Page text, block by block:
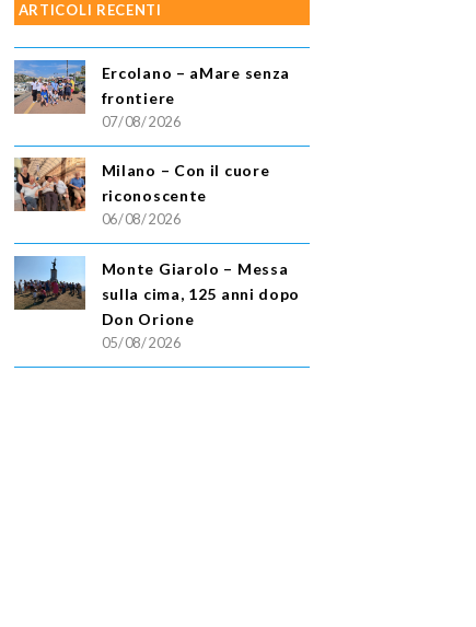
ARTICOLI RECENTI
Ercolano – aMare senza
frontiere
07/08/2026
Milano – Con il cuore
riconoscente
06/08/2026
Monte Giarolo – Messa
sulla cima, 125 anni dopo
Don Orione
05/08/2026